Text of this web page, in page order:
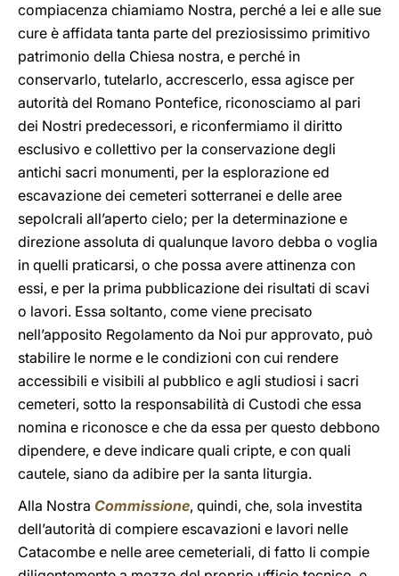
compiacenza chiamiamo Nostra, perché a lei e alle sue
cure è affidata tanta parte del preziosissimo primitivo
patrimonio della Chiesa nostra, e perché in
conservarlo, tutelarlo, accrescerlo, essa agisce per
autorità del Romano Pontefice, riconosciamo al pari
dei Nostri predecessori, e riconfermiamo il diritto
esclusivo e collettivo per la conservazione degli
antichi sacri monumenti, per la esplorazione ed
escavazione dei cemeteri sotterranei e delle aree
sepolcrali all’aperto cielo; per la determinazione e
direzione assoluta di qualunque lavoro debba o voglia
in quelli praticarsi, o che possa avere attinenza con
essi, e per la prima pubblicazione dei risultati di scavi
o lavori. Essa soltanto, come viene precisato
nell’apposito Regolamento da Noi pur approvato, può
stabilire le norme e le condizioni con cui rendere
accessibili e visibili al pubblico e agli studiosi i sacri
cemeteri, sotto la responsabilità di Custodi che essa
nomina e riconosce e che da essa per questo debbono
dipendere, e deve indicare quali cripte, e con quali
cautele, siano da adibire per la santa liturgia.
Alla Nostra Commissione, quindi, che, sola investita
dell’autorità di compiere escavazioni e lavori nelle
Catacombe e nelle aree cemeteriali, di fatto li compie